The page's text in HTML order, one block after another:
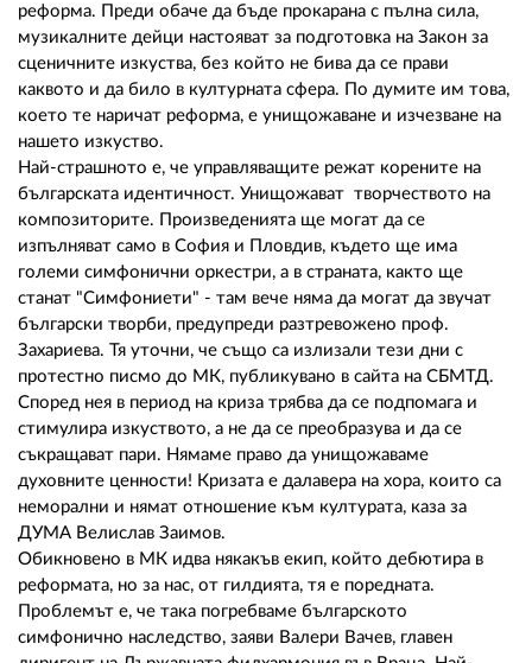
реформа. Преди обаче да бъде прокарана с пълна сила,
музикалните дейци настояват за подготовка на Закон за
сценичните изкуства, без който не бива да се прави
каквото и да било в културната сфера. По думите им това,
което те наричат реформа, е унищожаване и изчезване на
нашето изкуство.
Най-страшното е, че управляващите режат корените на
българската идентичност. Унищожават творчеството на
композиторите. Произведенията ще могат да се
изпълняват само в София и Пловдив, където ще има
големи симфонични оркестри, а в страната, както ще
станат "Симфониети" - там вече няма да могат да звучат
български творби, предупреди разтревожено проф.
Захариева. Тя уточни, че също са излизали тези дни с
протестно писмо до МК, публикувано в сайта на СБМТД.
Според нея в период на криза трябва да се подпомага и
стимулира изкуството, а не да се преобразува и да се
съкращават пари. Нямаме право да унищожаваме
духовните ценности! Кризата е далавера на хора, които са
неморални и нямат отношение към културата, каза за
ДУМА Велислав Заимов.
Обикновено в МК идва някакъв екип, който дебютира в
реформата, но за нас, от гилдията, тя е поредната.
Проблемът е, че така погребваме българското
симфонично наследство, заяви Валери Вачев, главен